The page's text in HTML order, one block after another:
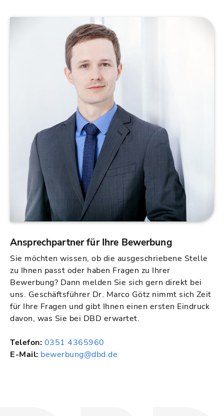
Ansprechpartner für Ihre Bewerbung
Sie möchten wissen, ob die ausgeschriebene Stelle
zu Ihnen passt oder haben Fragen zu Ihrer
Bewerbung? Dann melden Sie sich gern direkt bei
uns. Geschäftsführer Dr. Marco Götz nimmt sich Zeit
für Ihre Fragen und gibt Ihnen einen ersten Eindruck
davon, was Sie bei DBD erwartet.
Telefon: 0351 4365960
E-Mail: bewerbung@dbd.de